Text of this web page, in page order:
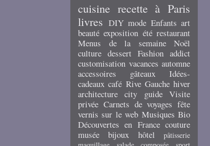
cuisine recette à Paris
livres DIY mode Enfants art
beauté exposition été restaurant
Menus de la semaine
Noël
culture dessert Fashion addict
customisation vacances automne
accessoires
gâteaux
Idées-
cadeaux café Rive Gauche hiver
architecture city guide Visite
privée Carnets de voyages fête
vernis sur le web Musiques Bio
Découvertes en France couture
musée
bijoux hôtel
pâtisserie